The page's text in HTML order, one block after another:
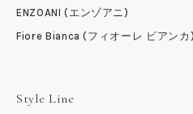
ENZOANI (エンゾアニ)
Fiore Bianca (フィオーレ ビアンカ)
Style Line